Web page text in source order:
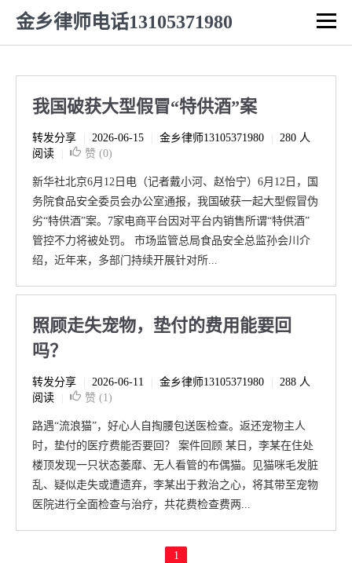
金乡律师电话13105371980
我国破获大型假冒“特供酒”案
转发分享 2026-06-15 金乡律师13105371980
280 人
阅读
赞 (0)
新华社北京6月12日电（记者戴小河、赵怡宁）6月12日，国
务院食品安全委员会办公室通报，我国破获一起大型假冒伪
劣“特供酒”案。7家电商平台因对平台内销售所谓“特供酒”
管控不力将被处罚。 市场监管总局食品安全总监孙会川介
绍，近年来，多部门持续开展针对所...
照顾走失宠物，垫付的费用能要回
吗？
转发分享 2026-06-11 金乡律师13105371980
288 人
阅读
赞 (1)
路遇“流浪猫”，好心人自掏腰包送医检查。返还宠物主人
时，垫付的医疗费能否要回？ 案件回顾 某日，李某在住处
楼顶发现一只状态萎靡、无人看管的布偶猫。见猫咪毛发脏
乱、疑似走失或遭遗弃，李某出于救治之心，将其带至宠物
医院进行全面检查与治疗，共花费检查费两...
1